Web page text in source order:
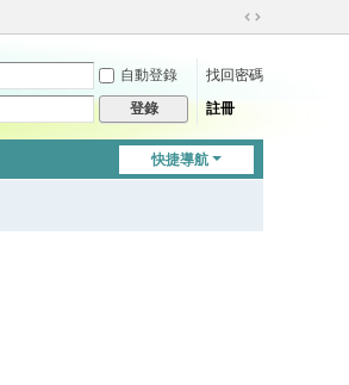
切
到
自動登錄
找回密碼
登錄 註冊
快捷導航